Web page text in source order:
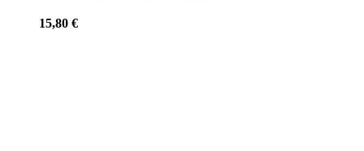
15,80 €